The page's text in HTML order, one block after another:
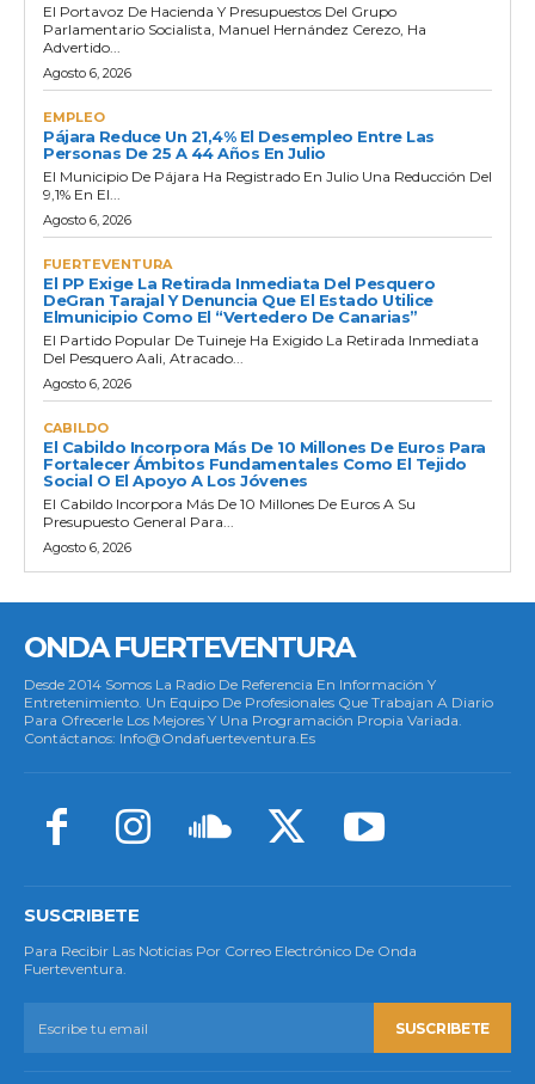
El Portavoz De Hacienda Y Presupuestos Del Grupo
Parlamentario Socialista, Manuel Hernández Cerezo, Ha
Advertido...
Agosto 6, 2026
EMPLEO
Pájara Reduce Un 21,4% El Desempleo Entre Las
Personas De 25 A 44 Años En Julio
El Municipio De Pájara Ha Registrado En Julio Una Reducción Del
9,1% En El...
Agosto 6, 2026
FUERTEVENTURA
El PP Exige La Retirada Inmediata Del Pesquero
DeGran Tarajal Y Denuncia Que El Estado Utilice
Elmunicipio Como El “vertedero De Canarias”
El Partido Popular De Tuineje Ha Exigido La Retirada Inmediata
Del Pesquero Aali, Atracado...
Agosto 6, 2026
CABILDO
El Cabildo Incorpora Más De 10 Millones De Euros Para
Fortalecer Ámbitos Fundamentales Como El Tejido
Social O El Apoyo A Los Jóvenes
El Cabildo Incorpora Más De 10 Millones De Euros A Su
Presupuesto General Para...
Agosto 6, 2026
ONDA FUERTEVENTURA
Desde 2014 Somos La Radio De Referencia En Información Y
Entretenimiento. Un Equipo De Profesionales Que Trabajan A Diario
Para Ofrecerle Los Mejores Y Una Programación Propia Variada.
Contáctanos: Info@ondafuerteventura.es
SUSCRIBETE
Para Recibir Las Noticias Por Correo Electrónico De Onda
Fuerteventura.
SUSCRIBETE